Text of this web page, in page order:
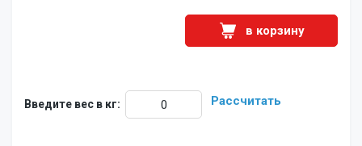
в корзину
Введите вес в кг: Рассчитать